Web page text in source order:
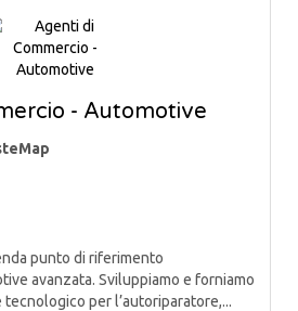
- Automotive
punto di riferimento
avanzata. Sviluppiamo e forniamo
per l’autoriparatore,...